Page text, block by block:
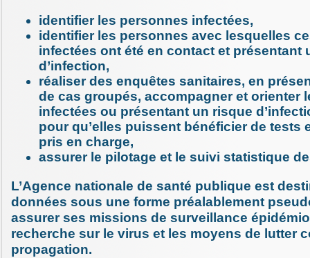
identifier les personnes infectées,
identifier les personnes avec lesquelles
infectées ont été en contact et présentant
d’infection,
réaliser des enquêtes sanitaires, en
de cas groupés, accompagner et orienter
infectées ou présentant un risque
pour qu’elles puissent bénéficier de tests
pris en charge,
assurer le pilotage et le suivi statistique
L’Agence nationale de santé publique est
données sous une forme préalablement
assurer ses missions de surveillance
recherche sur le virus et les moyens de lutter
propagation.